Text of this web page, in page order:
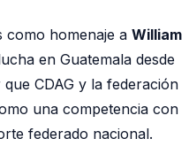
como homenaje a William
en Guatemala desde
CDAG y la federación
una competencia con
federado nacional.